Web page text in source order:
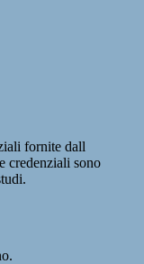
fornite dall
credenziali sono